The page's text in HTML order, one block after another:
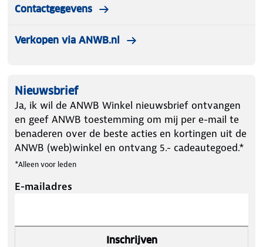
Contactgegevens
Verkopen via ANWB.nl
Nieuwsbrief
Ja, ik wil de ANWB Winkel nieuwsbrief ontvangen
en geef ANWB toestemming om mij per e-mail te
benaderen over de beste acties en kortingen uit de
ANWB (web)winkel en ontvang 5.- cadeautegoed.*
*Alleen voor leden
E-mailadres
Inschrijven